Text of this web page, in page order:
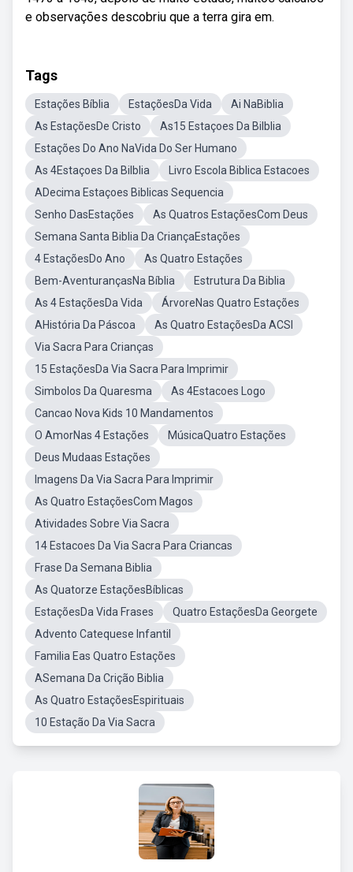
e observações descobriu que a terra gira em.
Tags
Estações Bíblia EstaçõesDa Vida
Ai NaBiblia
As EstaçõesDe Cristo
As15 Estaçoes Da Bilblia
Estações Do Ano NaVida Do Ser Humano
As 4Estaçoes Da Bilblia
Livro Escola Biblica Estacoes
ADecima Estaçoes Biblicas Sequencia
Senho DasEstações
As Quatros EstaçõesCom Deus
Semana Santa Biblia Da CriançaEstações
4 EstaçõesDo Ano
As Quatro Estações
Bem-AventurançasNa Bíblia
Estrutura Da Biblia
As 4 EstaçõesDa Vida
ÁrvoreNas Quatro Estações
AHistória Da Páscoa
As Quatro EstaçõesDa ACSI
Via Sacra Para Crianças
15 EstaçõesDa Via Sacra Para Imprimir
Simbolos Da Quaresma
As 4Estacoes Logo
Cancao Nova Kids 10 Mandamentos
O AmorNas 4 Estações
MúsicaQuatro Estações
Deus Mudaas Estações
Imagens Da Via Sacra Para Imprimir
As Quatro EstaçõesCom Magos
Atividades Sobre Via Sacra
14 Estacoes Da Via Sacra Para Criancas
Frase Da Semana Biblia
As Quatorze EstaçõesBíblicas
EstaçõesDa Vida Frases
Quatro EstaçõesDa Georgete
Advento Catequese Infantil
Familia Eas Quatro Estações
ASemana Da Crição Biblia
As Quatro EstaçõesEspirituais
10 Estação Da Via Sacra